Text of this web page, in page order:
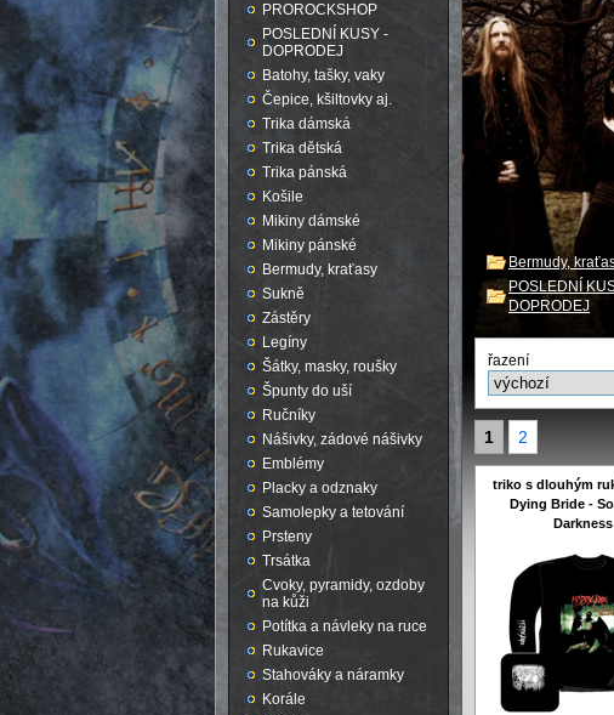
Bermudy,
POSLEDNÍ
DOPRODEJ
řazení
1 2
triko s dlouhým
Dying Bride -
Darkness
PROROCKSHOP
POSLEDNÍ KUSY -
DOPRODEJ
Batohy, tašky, vaky
Čepice, kšiltovky aj.
Trika dámská
Trika dětská
Trika pánská
Košile
Mikiny dámské
Mikiny pánské
Bermudy, kraťasy
Sukně
Zástěry
Legíny
Šátky, masky, roušky
Špunty do uší
Ručníky
Nášivky, zádové nášivky
Emblémy
Placky a odznaky
Samolepky a tetování
Prsteny
Trsátka
Cvoky, pyramidy, ozdoby
na kůži
Potítka a návleky na ruce
Rukavice
Stahováky a náramky
Korále